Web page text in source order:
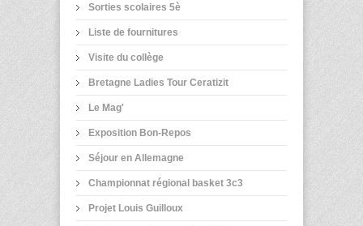
Sorties scolaires 5è
Liste de fournitures
Visite du collège
Bretagne Ladies Tour Ceratizit
Le Mag'
Exposition Bon-Repos
Séjour en Allemagne
Championnat régional basket 3c3
Projet Louis Guilloux